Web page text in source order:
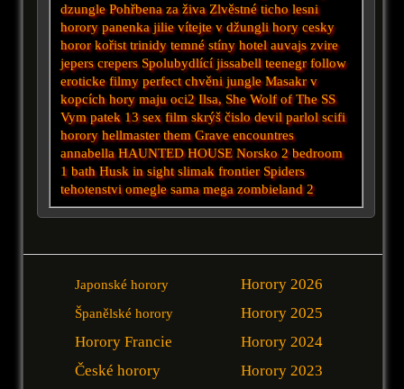
dzungle Pohřbena za živa Zlvěstné ticho lesni
hororypanenka jilie vítejte v džungli hory cesky
horor kořist trinidy temné stíny hotel auvajs zvire
jepers crepers Spolubydlící jissabell teenegr follow
eroticke filmy perfect chvěni jungle Masakr v
kopcích hory maju oci2 Ilsa, She Wolf of The SS
Vym patek 13 sex film skrýš čislo devil parlol scifi
horory hellmaster them Grave encountres
annabella HAUNTED HOUSE Norsko 2 bedroom
1 bath Husk in sight slimak frontier Spiders
tehotenstvi omegle sama mega zombieland 2
Japonské horory
Španělské horory
Horory Francie
České horory
Horory 2026
Horory 2025
Horory 2024
Horory 2023